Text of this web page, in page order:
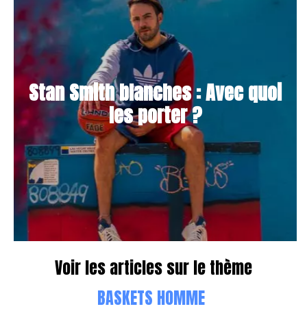
Stan Smith blanches : Avec quoi
les porter ?
Voir les articles sur le thème
BASKETS HOMME